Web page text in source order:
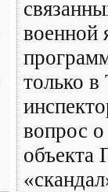
военной
только в
вопрос
объекта